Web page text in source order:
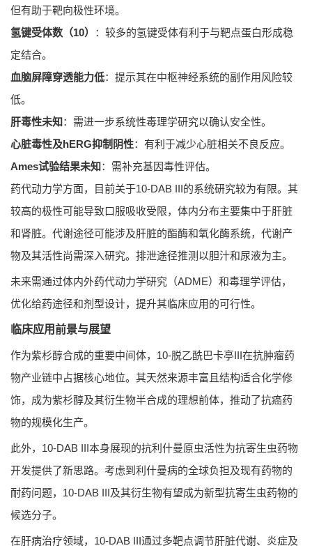
但有助于靶向极性环境。
氢键受体数（10）
：较多的氢键受体有利于与靶点蛋白形成稳
定结合。
血脑屏障穿透能力低：提示其在中枢神经系统的副作用风险较
低。
肝毒性未知：需进一步系统性毒理学研究以确认安全性。
心脏毒性及hERG抑制阴性：有利于减少心脏相关不良反应。
Ames试验结果未知：需补充基因毒性评估。
药代动力学方面，目前关于10-DAB III的系统研究较为有限。其
较高的极性可能导致口服吸收受限，体内分布主要集中于肝脏
和肾脏。代谢途径可能涉及肝脏的酯酶和氧化酶系统，代谢产
物及其活性尚需深入研究。排泄途径推测以胆汁和尿液为主。
未来需通过体内外药代动力学研究（ADME）和毒理学评估，
优化给药途径和剂型设计，提升其临床应用的可行性。
临床应用前景与展望
作为紫杉醇合成的重要中间体，10-脱乙酰巴卡亭III在抗肿瘤药
物产业链中占据核心地位。其天然来源丰富且结构适合化学修
饰，成为紫杉醇及其衍生物半合成的理想前体，推动了抗癌药
物的规模化生产。
此外，10-DAB III本身展现的抗利什曼原虫活性为抗寄生虫药物
开发提供了新思路。考虑到利什曼病的全球负担及现有药物的
耐药问题，10-DAB III及其衍生物有望成为新型抗寄生虫药物的
候选分子。
在肝病治疗领域，10-DAB III通过多靶点调节肝脏代谢、炎症及